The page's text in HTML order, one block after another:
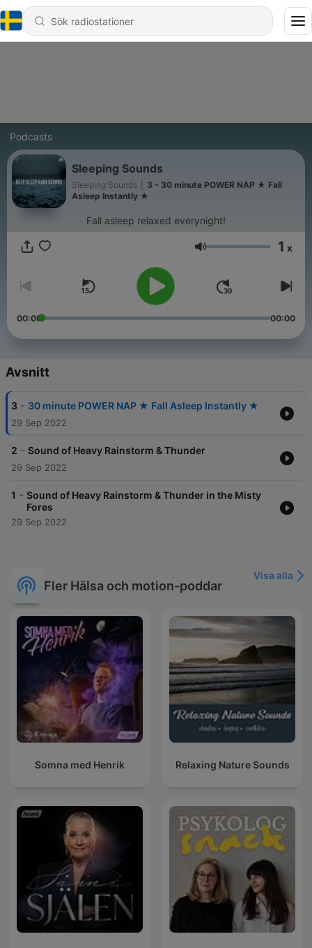
Podcasts
Sleeping Sounds
Sleeping Sounds
3 - 30 minute POWER NAP ★︎ Fall
Asleep Instantly ★︎
Fall asleep relaxed everynight!
Volym 1 x
00:00 00:00
Avsnitt
3 - 30 minute POWER NAP ★︎ Fall Asleep Instantly ★︎
29 Sep 2022
2 - Sound of Heavy Rainstorm & Thunder
29 Sep 2022
1 - Sound of Heavy Rainstorm & Thunder in the Misty
Fores
29 Sep 2022
Fler Hälsa och motion-poddar
Visa alla
Somna med Henrik Relaxing Nature Sounds